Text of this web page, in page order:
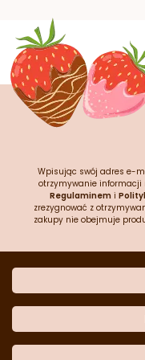
Wpisując swój adres e-
otrzymywanie informacji
Regulaminem i
zrezygnować z
zakupy nie obejmuje